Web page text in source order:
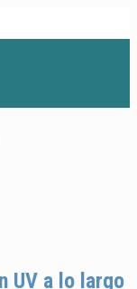
UV a lo largo